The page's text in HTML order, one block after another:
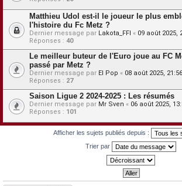
Matthieu Udol est-il le joueur le plus
l'histoire du Fc Metz ?
Dernier message par Lakota_FFI « 09 août 2025,
Réponses : 40
Le meilleur buteur de l'Euro joue au FC
passé par Metz ?
Dernier message par El Pop « 08 août 2025, 21:56
Réponses : 27
Saison Ligue 2 2024-2025 : Les résumés
Dernier message par Mr Sven « 06 août 2025,
Réponses : 101
Afficher les sujets publiés depuis :
Trier par